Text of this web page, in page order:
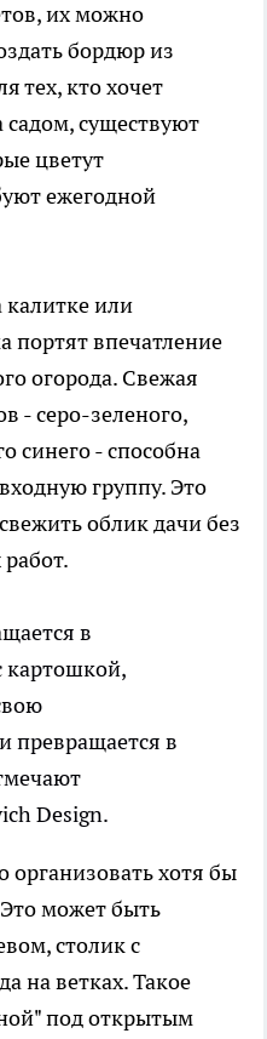
их можно
бордюр из
тех, кто хочет
существуют
цветут
ежегодной
или
портят впечатление
огорода. Свежая
- серо-зеленого,
синего - способна
группу. Это
облик дачи без
в
картошкой,
превращается в
Design.
организовать хотя бы
может быть
столик с
на ветках. Такое
под открытым